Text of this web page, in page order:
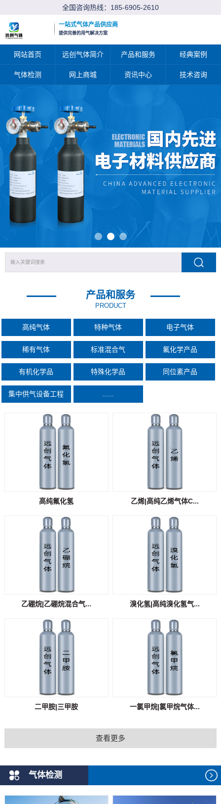
全国咨询热线： 185-6905-2610
一站式气体产品供应商
提供完善的用气解决方案
网站首页 远创气体简介 产品和服务 经典案例
气体检测 网上商城 资讯中心 技术咨询
产品和服务
PRODUCT
高纯气体 特种气体 电子气体
稀有气体 标准混合气 氟化学产品
有机化学品 特殊化学品 同位素产品
集中供气设备工程 ......
高纯氟化氢 乙烯|高纯乙烯气体C...
乙硼烷|乙硼烷混合气... 溴化氢|高纯溴化氢气...
二甲胺|三甲胺 一氯甲烷|氯甲烷气体...
查看更多
气体检测